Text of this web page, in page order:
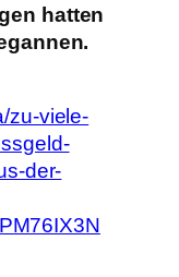
hatten
zu-viele-
der-